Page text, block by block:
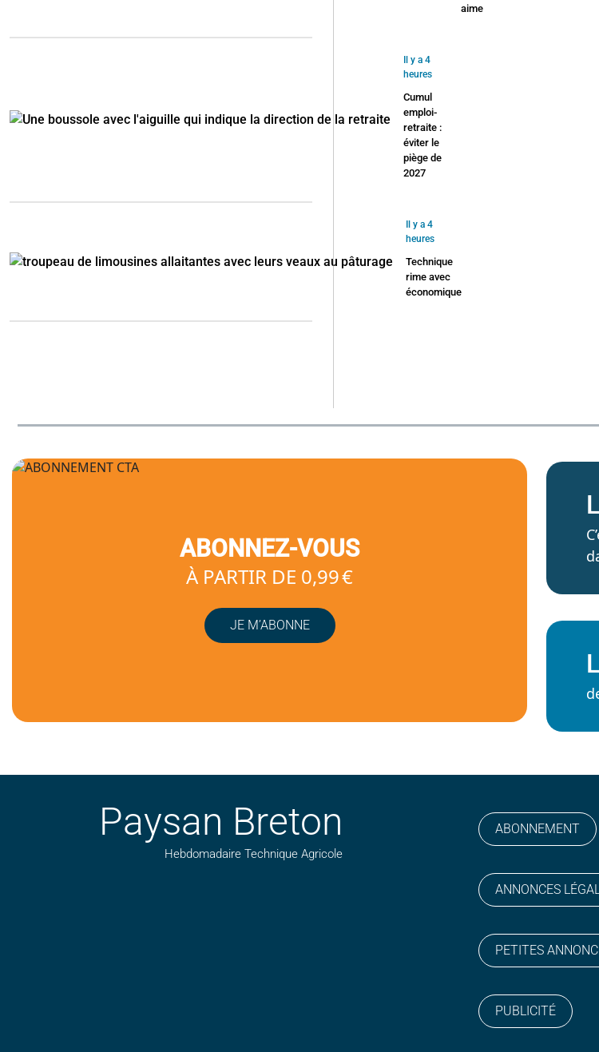
aime
Il y a 4
heures
Cumul
emploi-
retraite :
éviter le
piège de
2027
Il y a 4
heures
Technique
rime avec
économique
ABONNEZ-VOUS
À PARTIR DE 0,99 €
JE M’ABONNE
Paysan Breton
Hebdomadaire Technique Agricole
ABONNEMENT
ANNONCES
PETITES
PUBLICITÉ